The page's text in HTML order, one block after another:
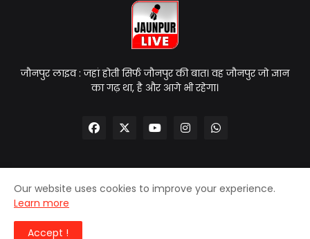
जौनपुर लाइव : जहां होती सिर्फ जौनपुर की बात। वह जौनपुर जो ज्ञान
का गढ़ था, है और आगे भी रहेगा।
© 2025
Home About Us Contact Us
Privacy Policy
Our website uses cookies to improve your experience.
Learn more
Accept !